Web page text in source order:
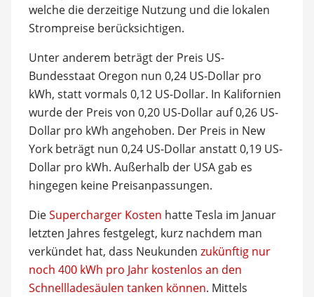
welche die derzeitige Nutzung und die lokalen
Strompreise berücksichtigen.
Unter anderem beträgt der Preis US-
Bundesstaat Oregon nun 0,24 US-Dollar pro
kWh, statt vormals 0,12 US-Dollar. In Kalifornien
wurde der Preis von 0,20 US-Dollar auf 0,26 US-
Dollar pro kWh angehoben. Der Preis in New
York beträgt nun 0,24 US-Dollar anstatt 0,19 US-
Dollar pro kWh. Außerhalb der USA gab es
hingegen keine Preisanpassungen.
DieSupercharger Kosten hatte Tesla im Januar
letzten Jahres festgelegt, kurz nachdem man
verkündet hat, dass Neukunden zukünftig nur
noch 400 kWh pro Jahr kostenlos an den
Schnellladesäulen tanken können. Mittels